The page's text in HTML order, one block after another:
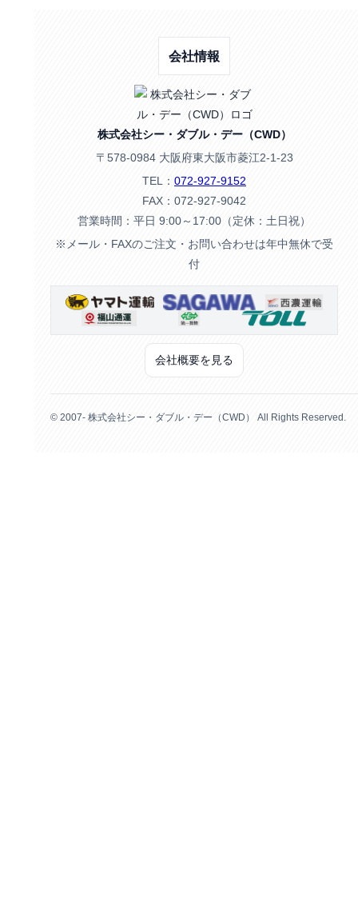
会社情報
株式会社シー・ダブル・デー（CWD）
〒578-0984 大阪府東大阪市菱江2-1-23
TEL： 072-927-9152
FAX：072-927-9042
営業時間：平日 9:00～17:00（定休：土日祝）
※メール・FAXのご注文・お問い合わせは年中無休で受
付
会社概要を見る
© 2007- 株式会社シー・ダブル・デー（CWD） All Rights Reserved.